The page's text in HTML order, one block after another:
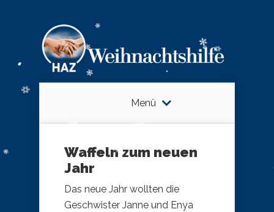
Menü
Waffeln zum neuen
Jahr
Das neue Jahr wollten die
Geschwister Janne und Enya